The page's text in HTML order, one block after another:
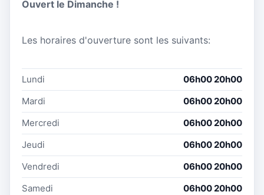
Ouvert le Dimanche !
Les horaires d'ouverture sont les suivants:
Lundi
06h00 20h00
Mardi
06h00 20h00
Mercredi
06h00 20h00
Jeudi
06h00 20h00
Vendredi
06h00 20h00
Samedi
06h00 20h00